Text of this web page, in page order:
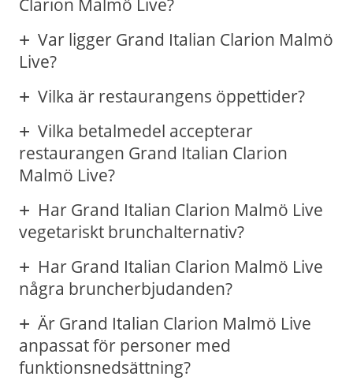
Clarion Malmö Live?
Var ligger Grand Italian Clarion Malmö
Live?
Vilka är restaurangens öppettider?
Vilka betalmedel accepterar
restaurangen Grand Italian Clarion
Malmö Live?
Har Grand Italian Clarion Malmö Live
vegetariskt brunchalternativ?
Har Grand Italian Clarion Malmö Live
några bruncherbjudanden?
Är Grand Italian Clarion Malmö Live
anpassat för personer med
funktionsnedsättning?